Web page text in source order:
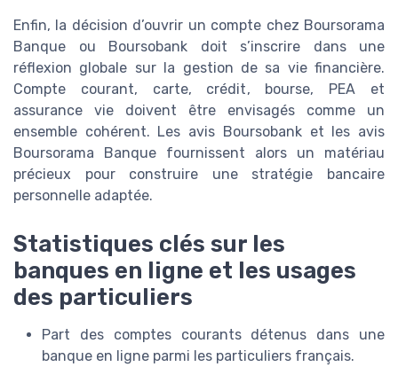
Enfin, la décision d’ouvrir un compte chez Boursorama
Banque ou Boursobank doit s’inscrire dans une
réflexion globale sur la gestion de sa vie financière.
Compte courant, carte, crédit, bourse, PEA et
assurance vie doivent être envisagés comme un
ensemble cohérent. Les avis Boursobank et les avis
Boursorama Banque fournissent alors un matériau
précieux pour construire une stratégie bancaire
personnelle adaptée.
Statistiques clés sur les
banques en ligne et les usages
des particuliers
Part des comptes courants détenus dans une
banque en ligne parmi les particuliers français.